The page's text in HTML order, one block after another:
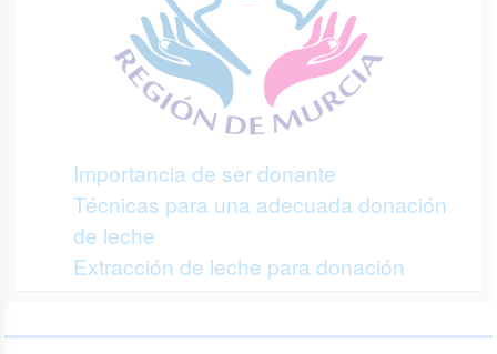
Importancia de ser donante
Técnicas para una adecuada donación
de leche
Extracción de leche para donación